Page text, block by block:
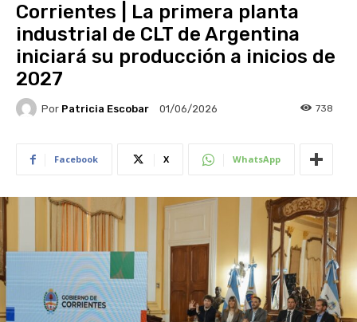
Corrientes | La primera planta
industrial de CLT de Argentina
iniciará su producción a inicios de
2027
Por Patricia Escobar 01/06/2026 738
Facebook X WhatsApp